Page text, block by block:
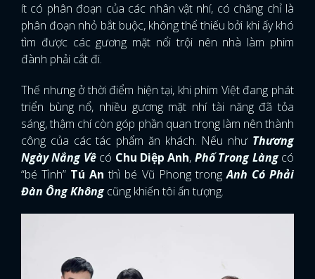
ít có phân đoạn của các nhân vật nhí, có chăng chỉ là
phân đoạn nhỏ bắt buộc, không thể thiếu bởi khi ấy khó
tìm được các gương mặt nổi trội nên nhà làm phim
đành phải cắt đi.
Thế nhưng ở thời điểm hiện tại, khi phim Việt đang phát
triển bùng nổ, nhiều gương mặt nhí tài năng đã tỏa
sáng, thậm chí còn góp phần quan trọng làm nên thành
công của các tác phẩm ăn khách. Nếu như Thương
Ngày Nắng Vềcó Chu Diệp Anh, Phố Trong Làngcó
“bé Tình” Tú An thì bé Vũ Phong trongAnh Có Phải
Đàn Ông Khôngcũng khiến tôi ấn tượng.